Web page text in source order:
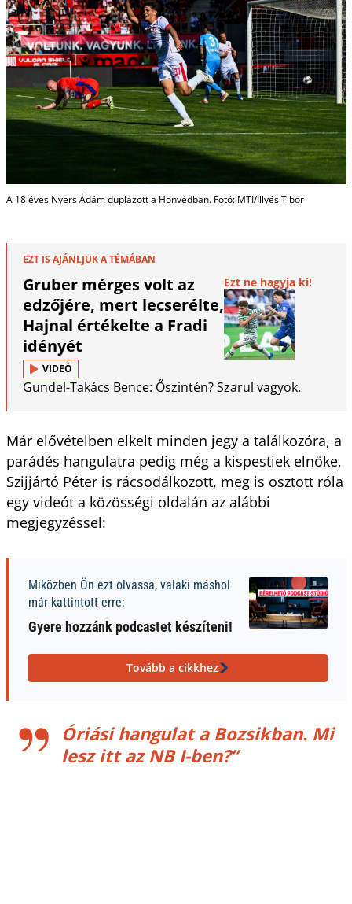
A 18 éves Nyers Ádám duplázott a Honvédban. Fotó: MTI/Illyés Tibor
EZT IS AJÁNLJUK A TÉMÁBAN
Gruber mérges volt az
edzőjére, mert lecserélte,
Hajnal értékelte a Fradi
idényét
Ezt ne hagyja ki!
VIDEÓ
Gundel-Takács Bence: Őszintén? Szarul vagyok.
Már elővételben elkelt minden jegy a találkozóra, a
parádés hangulatra pedig még a kispestiek elnöke,
Szijjártó Péter is rácsodálkozott, meg is osztott róla
egy videót a közösségi oldalán az alábbi
megjegyzéssel:
Miközben Ön ezt olvassa, valaki máshol
már kattintott erre:
Gyere hozzánk podcastet készíteni!
Tovább a cikkhez
Óriási hangulat a Bozsikban. Mi
lesz itt az NB I-ben?”